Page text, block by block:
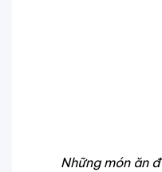
Những món ăn